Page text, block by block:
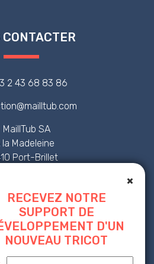
CONTACTER
2 43 68 83 86
SA
la Madeleine
Port-Brillet
– Tricot circulaire – Orthopédie –
respiratoire – Attelles – Collier cervical
CE – Pansement – Bandage – Cordon
sous platre – Masque non tissé – Jersey
platrée – Platre de paris – Bande de
– Tensogrip – jersey compressif –
RECEVEZ NOTRE
SUPPORT DE
D'UN
NOUVEAU TRICOT